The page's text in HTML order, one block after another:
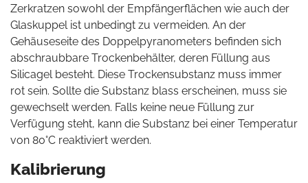
Zerkratzen sowohl der Empfängerflächen wie auch der
Glaskuppel ist unbedingt zu vermeiden. An der
Gehäuseseite des Doppelpyranometers befinden sich
abschraubbare Trockenbehälter, deren Füllung aus
Silicagel besteht. Diese Trockensubstanz muss immer
rot sein. Sollte die Substanz blass erscheinen, muss sie
gewechselt werden. Falls keine neue Füllung zur
Verfügung steht, kann die Substanz bei einer Temperatur
von 80°C reaktiviert werden.
Kalibrierung